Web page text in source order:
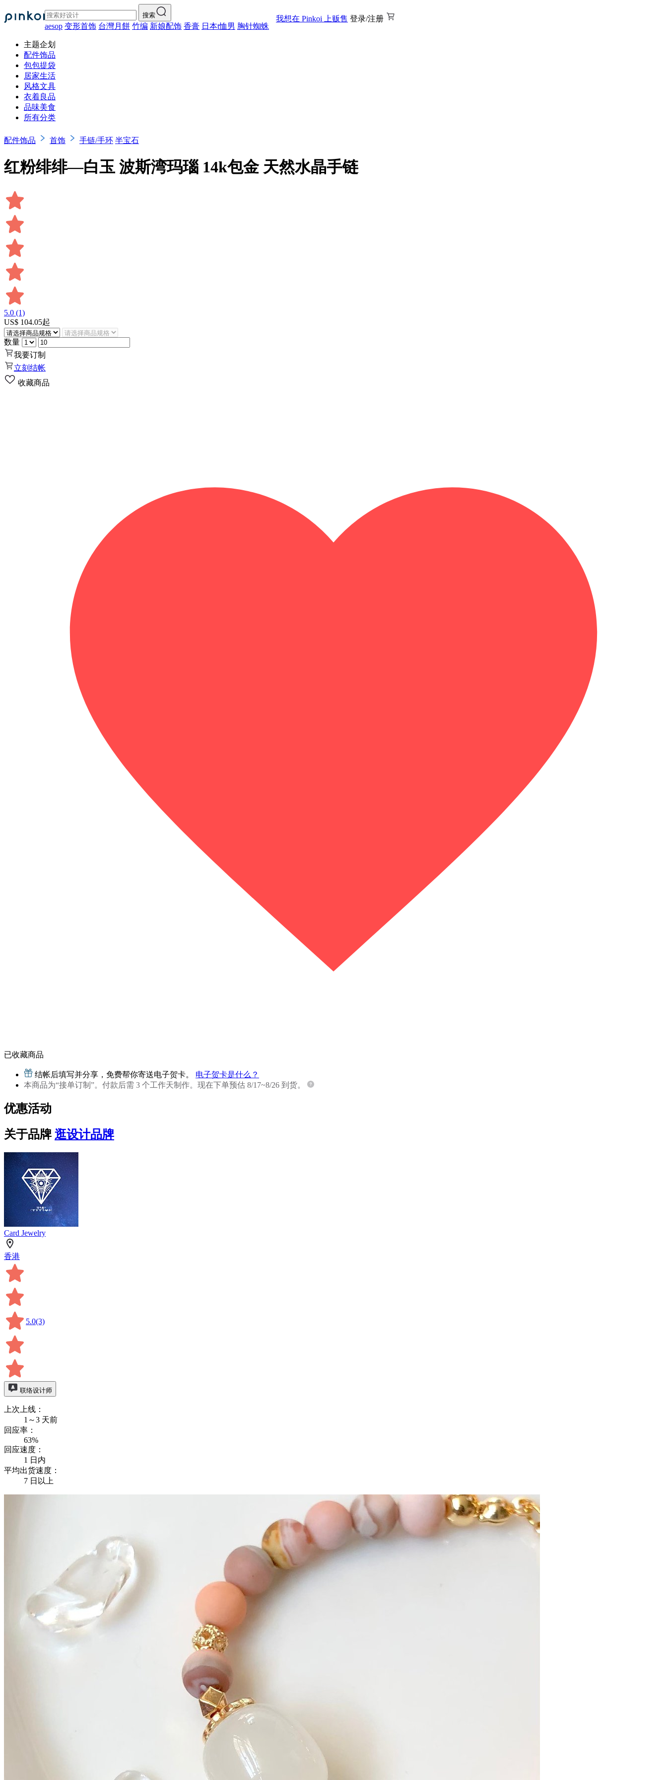
搜索
aesop 变形首饰 台灣月餅 竹编 新娘配饰 香膏 日本t恤男 胸针蜘蛛
我想在 Pinkoi 上贩售 登录/注册
主题企划
配件饰品
包包提袋
居家生活
风格文具
衣着良品
品味美食
所有分类
配件饰品 首饰 手链/手环 半宝石
红粉绯绯—白玉 波斯湾玛瑙 14k包金 天然水晶手链
5.0 (1)
US$ 104.05起
数量
我要订制
立刻结帐
收藏商品
已收藏商品
结帐后填写并分享，免费帮你寄送电子贺卡。 电子贺卡是什么？
本商品为“接单订制”。付款后需 3 个工作天制作。现在下单预估 8/17~8/26 到货。
优惠活动
关于品牌 逛设计品牌
Card Jewelry
香港
5.0(3)
联络设计师
上次上线：
1～3 天前
回应率：
63%
回应速度：
1 日内
平均出货速度：
7 日以上